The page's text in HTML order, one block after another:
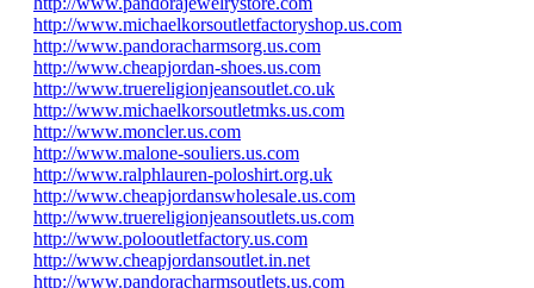
http://www.michaelkorsoutletfactoryshop.us.com
http://www.pandoracharmsorg.us.com
http://www.cheapjordan-shoes.us.com
http://www.truereligionjeansoutlet.co.uk
http://www.michaelkorsoutletmks.us.com
http://www.moncler.us.com
http://www.malone-souliers.us.com
http://www.ralphlauren-poloshirt.org.uk
http://www.cheapjordanswholesale.us.com
http://www.truereligionjeansoutlets.us.com
http://www.polooutletfactory.us.com
http://www.cheapjordansoutlet.in.net
http://www.pandoracharmsoutlets.us.com